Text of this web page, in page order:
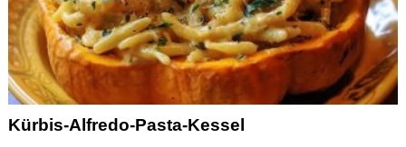
Kürbis-Alfredo-Pasta-Kessel